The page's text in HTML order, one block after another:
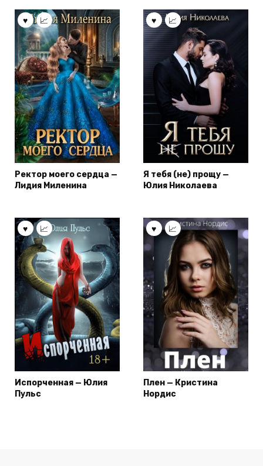
Ректор моего сердца —
Лидия Миленина
Я тебя (не) прощу —
Юлия Николаева
Испорченная — Юлия
Пульс
Плен — Кристина
Нордис